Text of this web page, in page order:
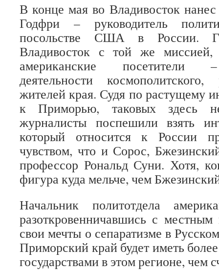
В конце мая во Владивосток
Годфри – руководитель
посольстве США в России.
Владивосток с той же
американские посетители
деятельности
жителей края. Судя по растущему
к Приморью, таковых здесь
журналисты поспешили взять
который относится к России
чувством, что и Сорос,
профессор Рональд Суни. Хотя,
фигура куда мельче, чем
Начальник политотдела
разоткровенничавшись с местным
свои мечты о сепаратизме в
Приморский край будет иметь
государствами в этом регионе, чем